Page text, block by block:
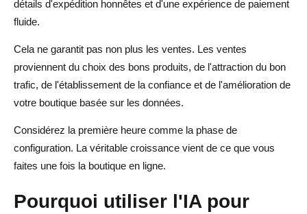
détails d'expédition honnêtes et d'une expérience de paiement
fluide.
Cela ne garantit pas non plus les ventes. Les ventes
proviennent du choix des bons produits, de l'attraction du bon
trafic, de l'établissement de la confiance et de l'amélioration de
votre boutique basée sur les données.
Considérez la première heure comme la phase de
configuration. La véritable croissance vient de ce que vous
faites une fois la boutique en ligne.
Pourquoi utiliser l'IA pour